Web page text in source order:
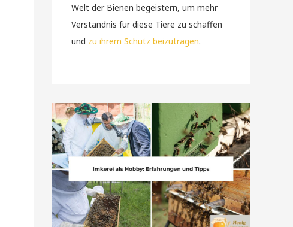
Welt der Bienen begeistern, um mehr
Verständnis für diese Tiere zu schaffen
und zu ihrem Schutz beizutragen.